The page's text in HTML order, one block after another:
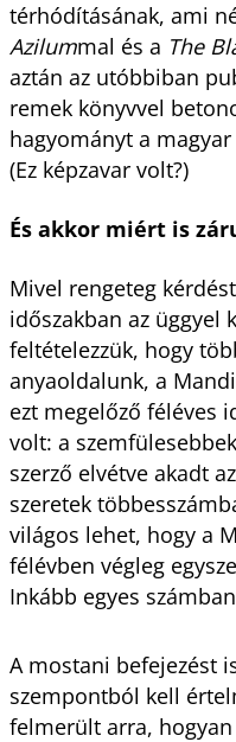
térhódításának, ami
Azilummal és a The
aztán az utóbbiban
remek könyvvel
hagyományt a
(Ez képzavar volt?)
És akkor miért is
Mivel rengeteg
időszakban az üggyel
feltételezzük, hogy
anyaoldalunk, a
ezt megelőző féléves
volt: a
szerző elvétve akadt
szeretek
világos lehet, hogy a
félévben végleg
Inkább egyes
A mostani befejezést
szempontból kell
felmerült arra,